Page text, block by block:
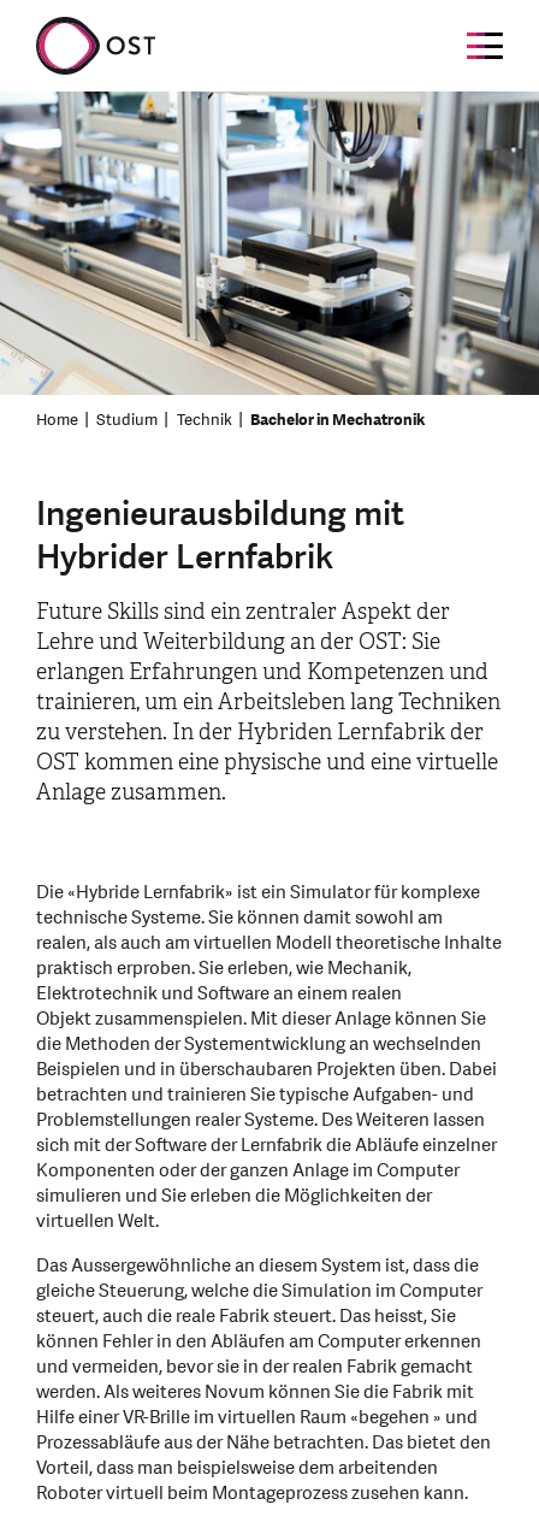
Home Studium Technik Bachelor in Mechatronik
Ingenieurausbildung mit
Hybrider Lernfabrik
Future Skills sind ein zentraler Aspekt der
Lehre und Weiterbildung an der OST: Sie
erlangen Erfahrungen und Kompetenzen und
trainieren, um ein Arbeitsleben lang Techniken
zu verstehen. In der Hybriden Lernfabrik der
OST kommen eine physische und eine virtuelle
Anlage zusammen.
Die «Hybride Lernfabrik» ist ein Simulator für komplexe
technische Systeme. Sie können damit sowohl am
realen, als auch am virtuellen Modell theoretische Inhalte
praktisch erproben. Sie erleben, wie Mechanik,
Elektrotechnik und Software an einem realen
Objekt zusammenspielen. Mit dieser Anlage können Sie
die Methoden der Systementwicklung an wechselnden
Beispielen und in überschaubaren Projekten üben. Dabei
betrachten und trainieren Sie typische Aufgaben- und
Problemstellungen realer Systeme. Des Weiteren lassen
sich mit der Software der Lernfabrik die Abläufe einzelner
Komponenten oder der ganzen Anlage im Computer
simulieren und Sie erleben die Möglichkeiten der
virtuellen Welt.
Das Aussergewöhnliche an diesem System ist, dass die
gleiche Steuerung, welche die Simulation im Computer
steuert, auch die reale Fabrik steuert. Das heisst, Sie
können Fehler in den Abläufen am Computer erkennen
und vermeiden, bevor sie in der realen Fabrik gemacht
werden. Als weiteres Novum können Sie die Fabrik mit
Hilfe einer VR-Brille im virtuellen Raum «begehen » und
Prozessabläufe aus der Nähe betrachten. Das bietet den
Vorteil, dass man beispielsweise dem arbeitenden
Roboter virtuell beim Montageprozess zusehen kann.